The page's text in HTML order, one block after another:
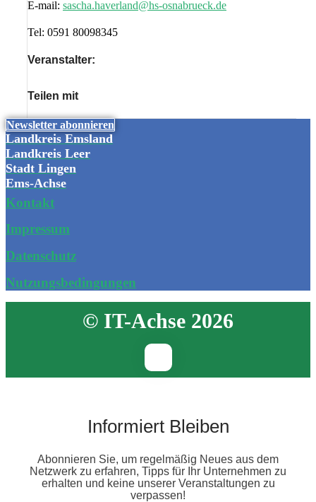
E-mail: sascha.haverland@hs-osnabrueck.de
Tel: 0591 80098345
Veranstalter:
Teilen mit
Newsletter abonnieren
Landkreis Emsland
Landkreis Leer
Stadt Lingen
Ems-Achse
Kontakt
Impressum
Datenschutz
Nutzungsbedingungen
© IT-Achse 2026
Informiert Bleiben
Abonnieren Sie, um regelmäßig Neues aus dem
Netzwerk zu erfahren, Tipps für Ihr Unternehmen zu
erhalten und keine unserer Veranstaltungen zu
verpassen!